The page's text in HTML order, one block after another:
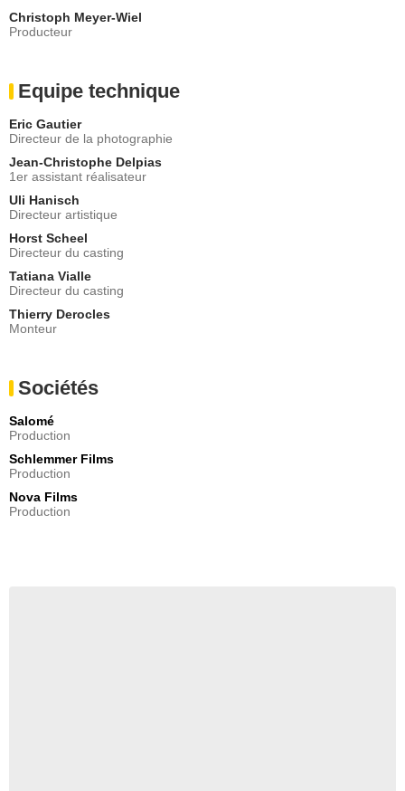
Christoph Meyer-Wiel
Producteur
Equipe technique
Eric Gautier
Directeur de la photographie
Jean-Christophe Delpias
1er assistant réalisateur
Uli Hanisch
Directeur artistique
Horst Scheel
Directeur du casting
Tatiana Vialle
Directeur du casting
Thierry Derocles
Monteur
Sociétés
Salomé
Production
Schlemmer Films
Production
Nova Films
Production